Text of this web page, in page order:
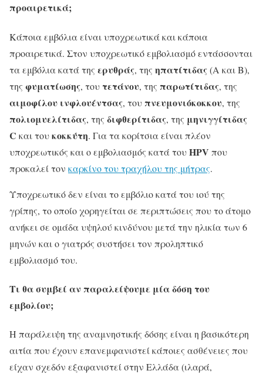
προαιρετικά;
Κάποια εμβόλια είναι υποχρεωτικά και κάποια
προαιρετικά. Στον υποχρεωτικό εμβολιασμό εντάσσονται
τα εμβόλια κατά της ερυθράς, της ηπατίτιδας(Α και Β),
της φυματίωσης, του τετάνου, της παρωτίτιδας, της
αιμοφίλου ινφλουέντσας, του πνευμονιόκοκκου, της
πολιομυελίτιδας, της διφθερίτιδας, της μηνιγγίτιδας
C και τουκοκκύτη. Για τα κορίτσια είναι πλέον
υποχρεωτικός και ο εμβολιασμός κατά τουHPV που
προκαλεί τον καρκίνο του τραχήλου της μήτρας.
Υποχρεωτικό δεν είναι το εμβόλιο κατά του ιού της
γρίπης, το οποίο χορηγείται σε περιπτώσεις που το άτομο
ανήκει σε ομάδα υψηλού κινδύνου μετά την ηλικία των 6
μηνών και ο γιατρός συστήσει τον προληπτικό
εμβολιασμό του.
Τι θα συμβεί αν παραλείψουμε μία δόση του
εμβολίου;
Η παράλειψη της αναμνηστικής δόσης είναι η βασικότερη
αιτία που έχουν επανεμφανιστεί κάποιες ασθένειες που
είχαν σχεδόν εξαφανιστεί στην Ελλάδα (ιλαρά,